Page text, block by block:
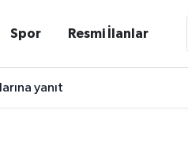
Spor Resmi İlanlar
yanıt